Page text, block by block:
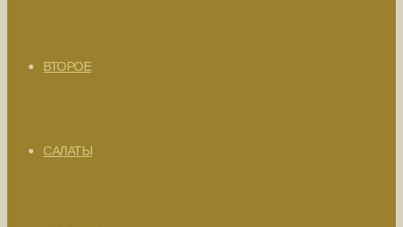
ВТОРОЕ
САЛАТЫ